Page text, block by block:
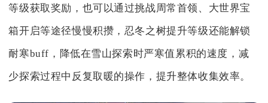
等级获取奖励，也可以通过挑战周常首领、大世界宝
箱开启等途径慢慢积攒，忍冬之树提升等级还能解锁
耐寒buff，降低在雪山探索时严寒值累积的速度，减
少探索过程中反复取暖的操作，提升整体收集效率。